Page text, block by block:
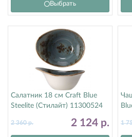
Выбрать
Салатник 18 см Craft Blue
Steelite (Стилайт) 11300524
2 124 р.
2 360р. 1